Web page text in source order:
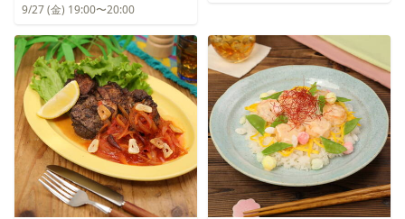
9/27 (金) 19:00〜20:00